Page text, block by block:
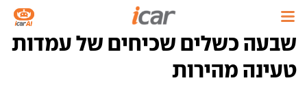
שבעה כשלים שכיחים של עמדות
טעינה מהירות